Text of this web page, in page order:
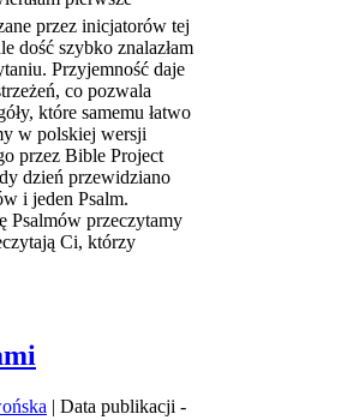
przez inicjatorów tej
dość szybko znalazłam
Przyjemność daje
co pozwala
które samemu łatwo
w polskiej wersji
przez Bible Project
dzień przewidziano
i jeden Psalm.
Psalmów przeczytamy
Ci, którzy
| Data publikacji -